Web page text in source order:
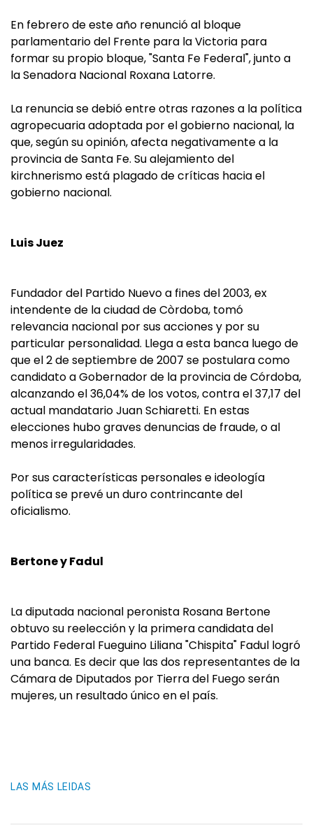
En febrero de este año renunció al bloque
parlamentario del Frente para la Victoria para
formar su propio bloque, "Santa Fe Federal", junto a
la Senadora Nacional Roxana Latorre.
La renuncia se debió entre otras razones a la política
agropecuaria adoptada por el gobierno nacional, la
que, según su opinión, afecta negativamente a la
provincia de Santa Fe. Su alejamiento del
kirchnerismo está plagado de críticas hacia el
gobierno nacional.
Luis Juez
Fundador del Partido Nuevo a fines del 2003, ex
intendente de la ciudad de Còrdoba, tomó
relevancia nacional por sus acciones y por su
particular personalidad. Llega a esta banca luego de
que el 2 de septiembre de 2007 se postulara como
candidato a Gobernador de la provincia de Córdoba,
alcanzando el 36,04% de los votos, contra el 37,17 del
actual mandatario Juan Schiaretti. En estas
elecciones hubo graves denuncias de fraude, o al
menos irregularidades.
Por sus características personales e ideología
política se prevé un duro contrincante del
oficialismo.
Bertone y Fadul
La diputada nacional peronista Rosana Bertone
obtuvo su reelección y la primera candidata del
Partido Federal Fueguino Liliana "Chispita" Fadul logró
una banca. Es decir que las dos representantes de la
Cámara de Diputados por Tierra del Fuego serán
mujeres, un resultado único en el país.
LAS MÁS LEIDAS